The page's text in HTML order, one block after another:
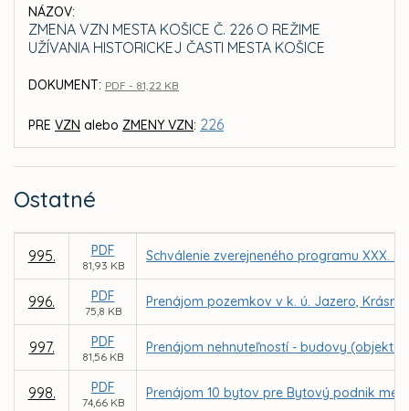
NÁZOV:
ZMENA VZN MESTA KOŠICE Č. 226 O REŽIME
UŽÍVANIA HISTORICKEJ ČASTI MESTA KOŠICE
DOKUMENT: PDF - 81,22 KB
PRE VZN alebo ZMENY VZN: 226
Ostatné
995. PDF
81,93 KB
Schválenie zverejneného programu XXX.
996. PDF
75,8 KB
Prenájom pozemkov v k. ú. Jazero,
997. PDF
81,56 KB
Prenájom nehnuteľností - budovy (objekt
998. PDF
74,66 KB
Prenájom 10 bytov pre Bytový podnik